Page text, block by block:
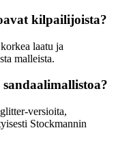
kilpailijoista?
laatu ja
malleista.
versioita,
Stockmannin